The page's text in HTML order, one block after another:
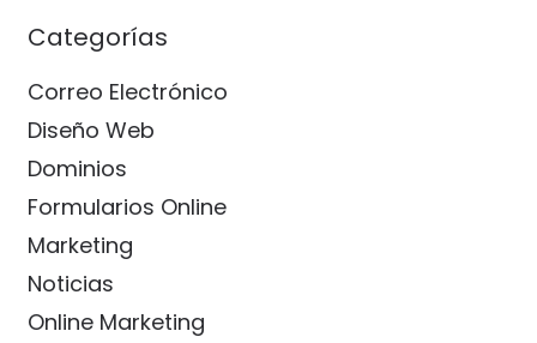
Categorías
Correo Electrónico
Diseño Web
Dominios
Formularios Online
Marketing
Noticias
Online Marketing